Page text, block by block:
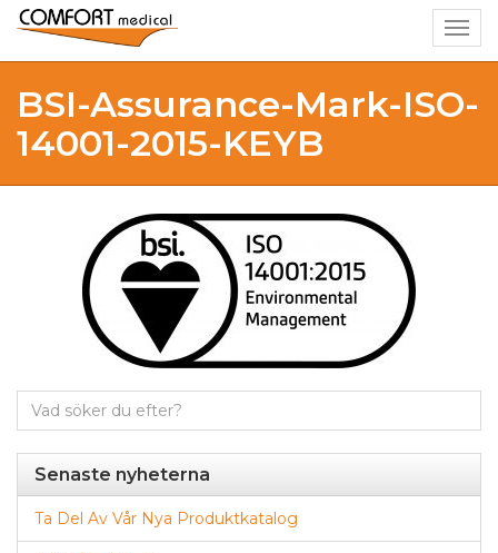
BSI-Assurance-Mark-ISO-
14001-2015-KEYB
Sök
Senaste nyheterna
Ta Del Av Vår Nya Produktkatalog